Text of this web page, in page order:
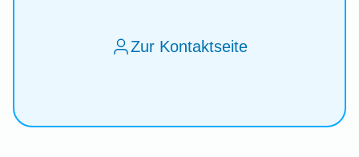
Zur Kontaktseite